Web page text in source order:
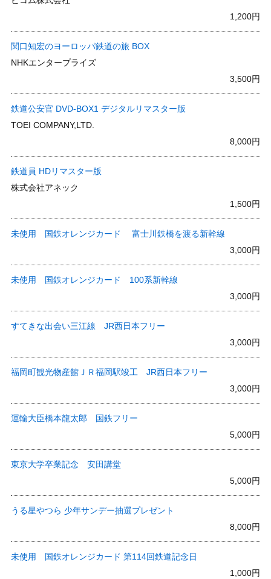
1,200円
関口知宏のヨーロッパ鉄道の旅 BOX
NHKエンタープライズ
3,500円
鉄道公安官 DVD-BOX1 デジタルリマスター版
TOEI COMPANY,LTD.
8,000円
鉄道員 HDリマスター版
株式会社アネック
1,500円
未使用 国鉄オレンジカード 富士川鉄橋を渡る新幹線
3,000円
未使用 国鉄オレンジカード 100系新幹線
3,000円
すてきな出会い三江線 JR西日本フリー
3,000円
福岡町観光物産館ＪＲ福岡駅竣工 JR西日本フリー
3,000円
運輸大臣橋本龍太郎 国鉄フリー
5,000円
東京大学卒業記念 安田講堂
5,000円
うる星やつら 少年サンデー抽選プレゼント
8,000円
未使用 国鉄オレンジカード 第114回鉄道記念日
1,000円